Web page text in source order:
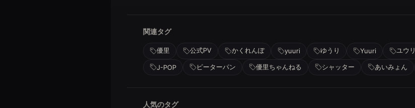
関連タグ
優里 公式PV かくれんぼ yuuri ゆうり Yuuri ユウリ
J-POP ピーターパン 優里ちゃんねる シャッター あいみょん
人気のタグ